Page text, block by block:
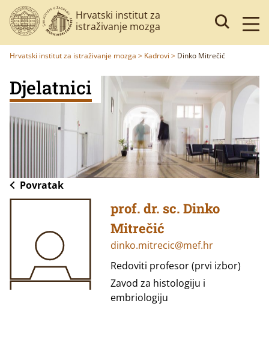
Hrvatski institut za
istraživanje mozga
Hrvatski institut za istraživanje mozga > Kadrovi > Dinko Mitrečić
Djelatnici
Povratak
prof. dr. sc. Dinko
Mitrečić
dinko.mitrecic@mef.hr
Redoviti profesor (prvi izbor)
Zavod za histologiju i
embriologiju